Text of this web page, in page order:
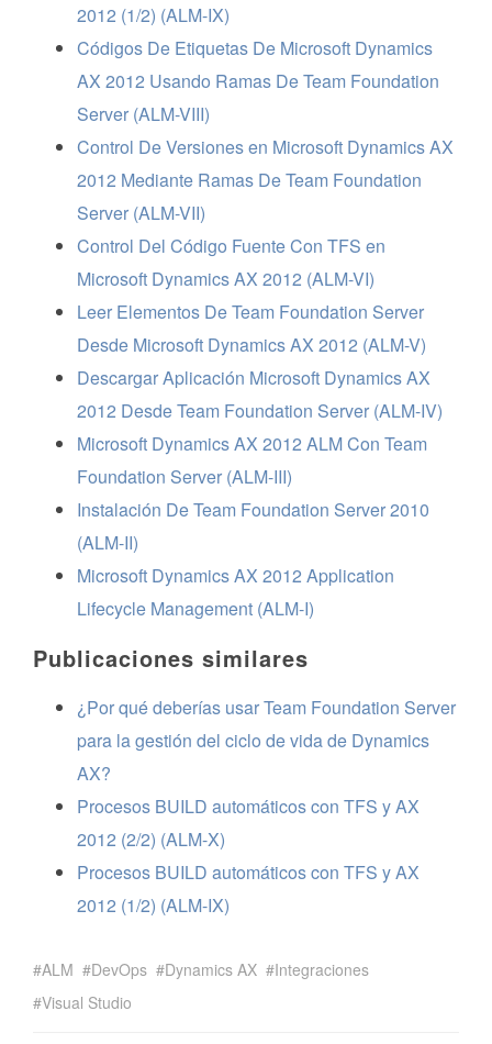
2012 (1/2) (ALM-IX)
Códigos De Etiquetas De Microsoft Dynamics
AX 2012 Usando Ramas De Team Foundation
Server (ALM-VIII)
Control De Versiones en Microsoft Dynamics AX
2012 Mediante Ramas De Team Foundation
Server (ALM-VII)
Control Del Código Fuente Con TFS en
Microsoft Dynamics AX 2012 (ALM-VI)
Leer Elementos De Team Foundation Server
Desde Microsoft Dynamics AX 2012 (ALM-V)
Descargar Aplicación Microsoft Dynamics AX
2012 Desde Team Foundation Server (ALM-IV)
Microsoft Dynamics AX 2012 ALM Con Team
Foundation Server (ALM-III)
Instalación De Team Foundation Server 2010
(ALM-II)
Microsoft Dynamics AX 2012 Application
Lifecycle Management (ALM-I)
Publicaciones similares
¿Por qué deberías usar Team Foundation Server
para la gestión del ciclo de vida de Dynamics
AX?
Procesos BUILD automáticos con TFS y AX
2012 (2/2) (ALM-X)
Procesos BUILD automáticos con TFS y AX
2012 (1/2) (ALM-IX)
ALM DevOps Dynamics AX
Integraciones
Visual Studio